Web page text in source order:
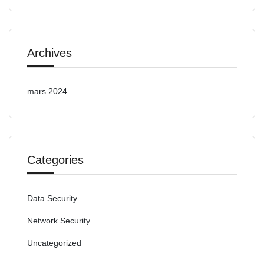
Archives
mars 2024
Categories
Data Security
Network Security
Uncategorized